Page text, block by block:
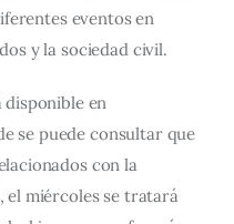
eventos en
y la sociedad civil.
disponible en
se puede consultar que
con la
el miércoles se tratará